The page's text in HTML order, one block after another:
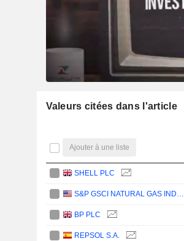
Valeurs citées dans l'article
Ajouter à une liste
SHELL PLC
S&P GSCI NATURAL GAS INDEX
BP PLC
REPSOL S.A.